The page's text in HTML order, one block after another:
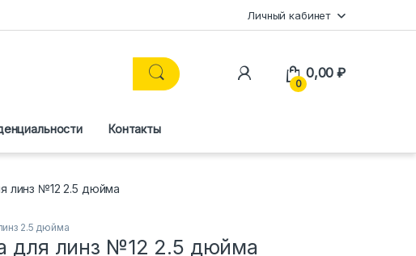
Личный кабинет
0
0,00₽
Контакты
линз №12 2.5 дюйма
2.5 дюйма
для линз №12 2.5 дюйма